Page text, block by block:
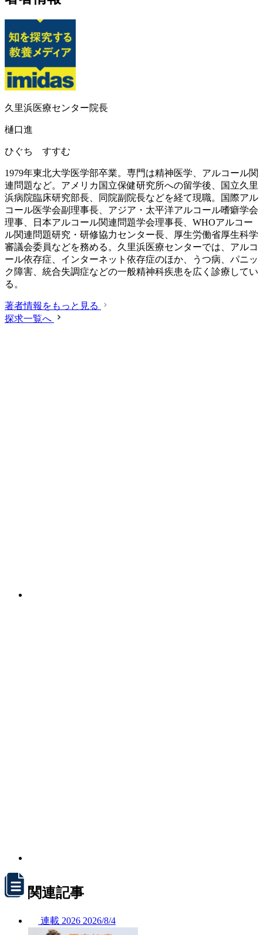
久里浜医療センター院長
樋口進
ひぐち すすむ
1979年東北大学医学部卒業。専門は精神医学、アルコール関
連問題など。アメリカ国立保健研究所への留学後、国立久里
浜病院臨床研究部長、同院副院長などを経て現職。国際アル
コール医学会副理事長、アジア・太平洋アルコール嗜癖学会
理事、日本アルコール関連問題学会理事長、WHOアルコー
ル関連問題研究・研修協力センター長、厚生労働省厚生科学
審議会委員などを務める。久里浜医療センターでは、アルコ
ール依存症、インターネット依存症のほか、うつ病、パニッ
ク障害、統合失調症などの一般精神科疾患を広く診療してい
る。
著者情報をもっと見る
探求一覧へ
関連記事
連載 2026 2026/8/4